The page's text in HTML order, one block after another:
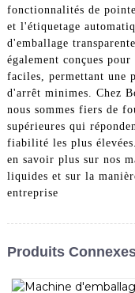
fonctionnalités de
et l'étiquetage
d'emballage
également conçues
faciles, permettant une
d'arrêt minimes. Chez
nous sommes fiers de
supérieures qui
fiabilité les plus
en savoir plus sur nos
liquides et sur la
entreprise
Produits